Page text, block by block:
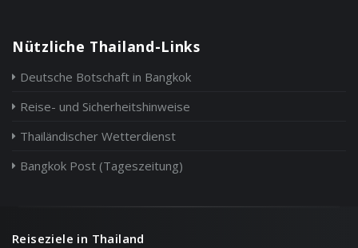
Nützliche Thailand-Links
Deutsche Botschaft in Bangkok
Reise- und Sicherheitshinweise
Thailändischer Wetterdienst
Bangkok Post (Tageszeitung)
Reiseziele in Thailand